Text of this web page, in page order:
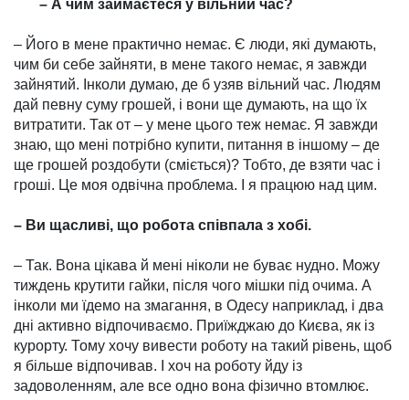
– А чим займаєтеся у віль­ний час?
– Його в мене практично немає. Є люди, які думають,
чим би себе зайняти, в мене такого немає, я завжди
зай­нятий. Інколи думаю, де б узяв вільний час. Людям
дай певну суму грошей, і вони ще думають, на що їх
витратити. Так от – у мене цього теж немає. Я завжди
знаю, що мені потрібно купити, питання в іншому – де
ще грошей роздобути (сміється)? Тобто, де взяти час і
гроші. Це моя одвічна проблема. І я працюю над цим.
– Ви щасливі, що робота співпала з хобі.
– Так. Вона цікава й мені ніколи не буває нудно. Можу
тиждень крутити гайки, після чого мішки під очима. А
інколи ми їдемо на змагання, в Одесу наприклад, і два
дні активно відпочиваємо. Приїжджаю до Києва, як із
курорту. Тому хочу вивести роботу на такий рівень, щоб
я більше відпочивав. І хоч на роботу йду із
задоволенням, але все одно вона фізично втомлює.